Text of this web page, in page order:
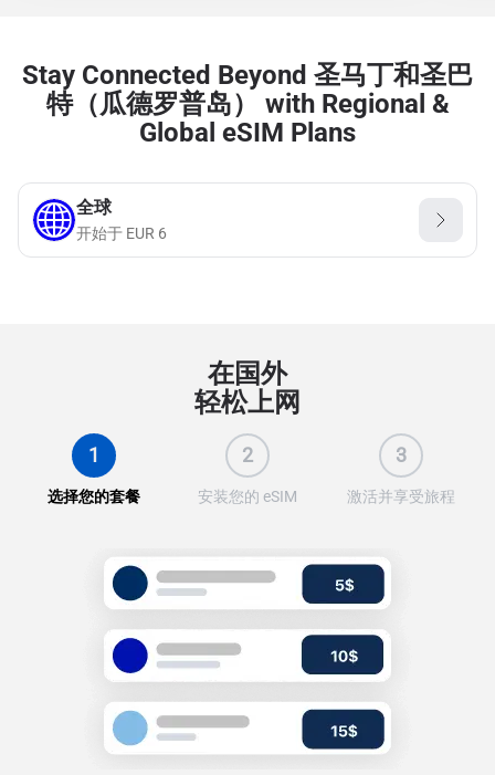
Stay Connected Beyond 圣马丁和圣巴
特（瓜德罗普岛） with Regional &
Global eSIM Plans
全球
开始于 EUR 6
在国外
轻松上网
1
选择您的套餐
2
安装您的 eSIM
3
激活并享受旅程